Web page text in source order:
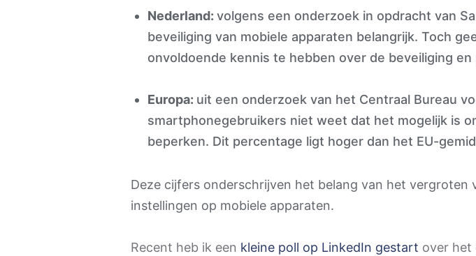
Nederland: volgens een onderzoek in opdracht van
beveiliging van mobiele apparaten belangrijk. Toch
onvoldoende kennis te hebben over de beveiliging
Europa: uit een onderzoek van het Centraal Bureau
smartphonegebruikers niet weet dat het mogelijk is
beperken. Dit percentage ligt hoger dan het EU-
Deze cijfers onderschrijven het belang van het
instellingen op mobiele apparaten.
Recent heb ik een kleine poll op LinkedIn gestart over het